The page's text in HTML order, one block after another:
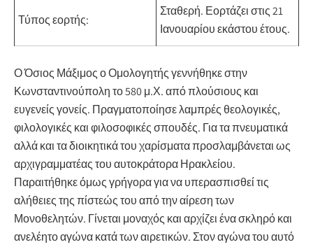
Τύπος εορτής:
Σταθερή. Εορτάζει στις 21
Ιανουαρίου εκάστου έτους.
Ο Όσιος Μάξιμος ο Ομολογητής γεννήθηκε στην
Κωνσταντινούπολη το 580 μ.Χ. από πλούσιους και
ευγενείς γονείς. Πραγματοποίησε λαμπρές θεολογικές,
φιλολογικές και φιλοσοφικές σπουδές. Για τα πνευματικά
αλλά και τα διοικητικά του χαρίσματα προσλαμβάνεται ως
αρχιγραμματέας του αυτοκράτορα Ηρακλείου.
Παραιτήθηκε όμως γρήγορα για να υπερασπισθεί τις
αλήθειες της πίστεώς του από την αίρεση των
Μονοθελητών. Γίνεται μοναχός και αρχίζει ένα σκληρό και
ανελέητο αγώνα κατά των αιρετικών. Στον αγώνα του αυτό